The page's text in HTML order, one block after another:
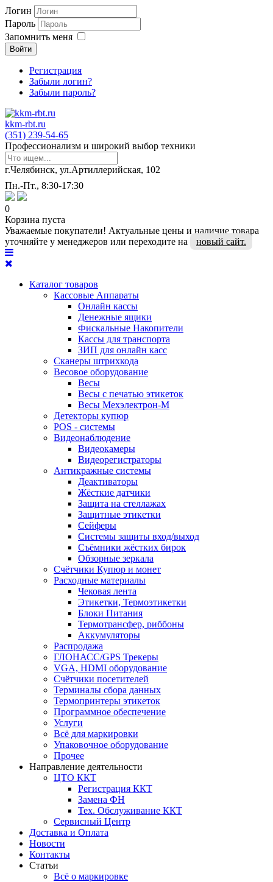
Логин
Пароль
Запомнить меня
Войти
Регистрация
Забыли логин?
Забыли пароль?
kkm-rbt.ru
(351) 239-54-65
Профессионализм и широкий выбор техники
г.Челябинск, ул.Артиллерийская, 102
Пн.-Пт., 8:30-17:30
0
Корзина пуста
Уважаемые покупатели! Актуальные цены и наличие товара
уточняйте у менеджеров или переходите на
новый сайт.
Каталог товаров
Кассовые Аппараты
Онлайн кассы
Денежные ящики
Фискальные Накопители
Кассы для транспорта
ЗИП для онлайн касс
Сканеры штрихкода
Весовое оборудование
Весы
Весы с печатью этикеток
Весы Мехэлектрон-М
Детекторы купюр
POS - системы
Видеонаблюдение
Видеокамеры
Видеорегистраторы
Антикражные системы
Деактиваторы
Жёсткие датчики
Защита на стеллажах
Защитные этикетки
Сейферы
Системы защиты вход/выход
Съёмники жёстких бирок
Обзорные зеркала
Счётчики Купюр и монет
Расходные материалы
Чековая лента
Этикетки, Термоэтикетки
Блоки Питания
Термотрансфер, риббоны
Аккумуляторы
Распродажа
ГЛОНАСС/GPS Трекеры
VGA, HDMI оборудование
Счётчики посетителей
Терминалы сбора данных
Термопринтеры этикеток
Программное обеспечение
Услуги
Всё для маркировки
Упаковочное оборудование
Прочее
Направление деятельности
ЦТО ККТ
Регистрация ККТ
Замена ФН
Тех. Обслуживание ККТ
Сервисный Центр
Доставка и Оплата
Новости
Контакты
Статьи
Всё о маркировке